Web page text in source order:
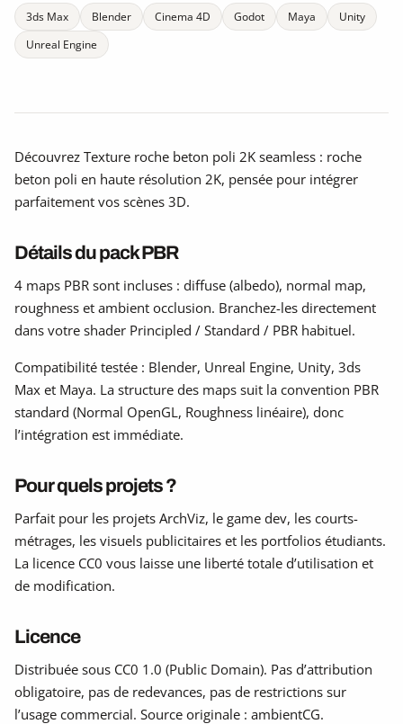
3ds Max Blender Cinema 4D Godot Maya
Unity
Unreal Engine
Découvrez Texture roche beton poli 2K seamless : roche
beton poli en haute résolution 2K, pensée pour intégrer
parfaitement vos scènes 3D.
Détails du pack PBR
4 maps PBR sont incluses : diffuse (albedo), normal map,
roughness et ambient occlusion. Branchez-les directement
dans votre shader Principled / Standard / PBR habituel.
Compatibilité testée : Blender, Unreal Engine, Unity, 3ds
Max et Maya. La structure des maps suit la convention PBR
standard (Normal OpenGL, Roughness linéaire), donc
l’intégration est immédiate.
Pour quels projets ?
Parfait pour les projets ArchViz, le game dev, les courts-
métrages, les visuels publicitaires et les portfolios étudiants.
La licence CC0 vous laisse une liberté totale d’utilisation et
de modification.
Licence
Distribuée sous CC0 1.0 (Public Domain). Pas d’attribution
obligatoire, pas de redevances, pas de restrictions sur
l’usage commercial. Source originale : ambientCG.